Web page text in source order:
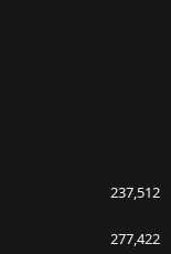
237,512
277,422